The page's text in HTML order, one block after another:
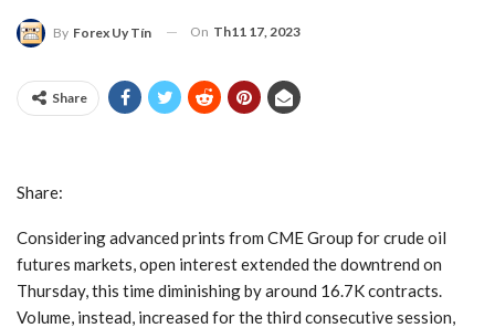
By Forex Uy Tín On Th11 17, 2023
Share
Share:
Considering advanced prints from CME Group for crude oil
futures markets, open interest extended the downtrend on
Thursday, this time diminishing by around 16.7K contracts.
Volume, instead, increased for the third consecutive session,